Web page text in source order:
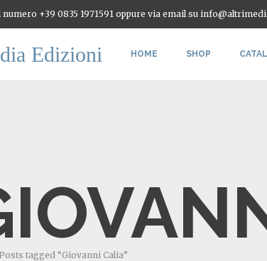
numero +39 0835 1971591 oppure via email su
Edizioni HOME SHOP
Posts tagged “Giovanni Calia”